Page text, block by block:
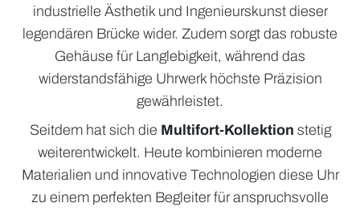
industrielle Ästhetik und Ingenieurskunst dieser
legendären Brücke wider. Zudem sorgt das robuste
Gehäuse für Langlebigkeit, während das
widerstandsfähige Uhrwerk höchste Präzision
gewährleistet.
Seitdem hat sich die Multifort-Kollektion stetig
weiterentwickelt. Heute kombinieren moderne
Materialien und innovative Technologien diese Uhr
zu einem perfekten Begleiter für anspruchsvolle